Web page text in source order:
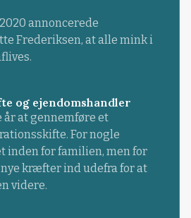
annoncerede
Frederiksen, at alle mink i
og ejendomshandler
år at gennemføre et
For nogle
inden for familien, men for
kræfter ind udefra for at
videre.